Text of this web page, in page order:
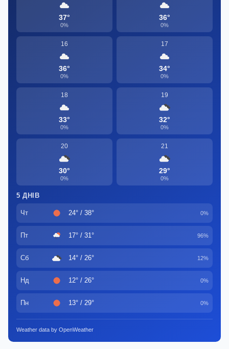
37°
0%
36°
0%
16
36°
0%
17
34°
0%
18
33°
0%
19
32°
0%
20
30°
0%
21
29°
0%
5 ДНІВ
Чт 24° / 38° 0%
Пт 17° / 31° 96%
Сб 14° / 26° 12%
Нд 12° / 26° 0%
Пн 13° / 29° 0%
Weather data by OpenWeather